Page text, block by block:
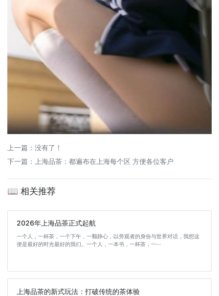
上一篇：没有了！
下一篇：
上海品茶：都遍布在上海每个区 方便各位客户
📖 相关推荐
2026年上海品茶正式起航
一个人，一杯茶，一个下午，一颗静心，以旁观者的身份与世界对话，我想这
便是最好的时光最好的我们。一个人，一本书，一杯茶，一···
上海品茶的新式玩法：打破传统的茶体验